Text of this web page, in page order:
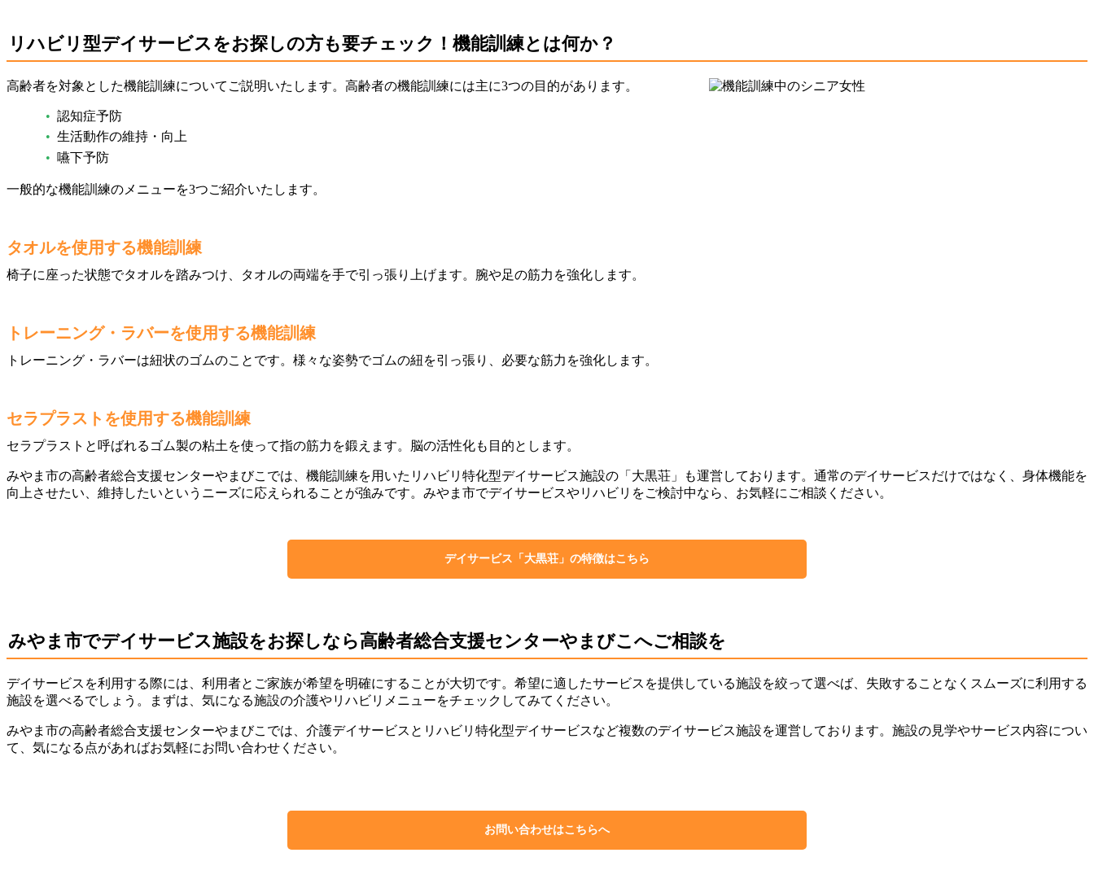
リハビリ型デイサービスをお探しの方も要チェック！機能訓練とは何か？
高齢者を対象とした機能訓練についてご説明いたします。高齢者の機能訓練には主に3つの目的があります。
認知症予防
生活動作の維持・向上
嚥下予防
一般的な機能訓練のメニューを3つご紹介いたします。
タオルを使用する機能訓練
椅子に座った状態でタオルを踏みつけ、タオルの両端を手で引っ張り上げます。腕や足の筋力を強化します。
トレーニング・ラバーを使用する機能訓練
トレーニング・ラバーは紐状のゴムのことです。様々な姿勢でゴムの紐を引っ張り、必要な筋力を強化します。
セラプラストを使用する機能訓練
セラプラストと呼ばれるゴム製の粘土を使って指の筋力を鍛えます。脳の活性化も目的とします。
みやま市の高齢者総合支援センターやまびこでは、機能訓練を用いたリハビリ特化型デイサービス施設の「大黒荘」も運営しております。通常のデイサービスだけではなく、身体機能を
向上させたい、維持したいというニーズに応えられることが強みです。みやま市でデイサービスやリハビリをご検討中なら、お気軽にご相談ください。
デイサービス「大黒荘」の特徴はこちら
みやま市でデイサービス施設をお探しなら高齢者総合支援センターやまびこへご相談を
デイサービスを利用する際には、利用者とご家族が希望を明確にすることが大切です。希望に適したサービスを提供している施設を絞って選べば、失敗することなくスムーズに利用する
施設を選べるでしょう。まずは、気になる施設の介護やリハビリメニューをチェックしてみてください。
みやま市の高齢者総合支援センターやまびこでは、介護デイサービスとリハビリ特化型デイサービスなど複数のデイサービス施設を運営しております。施設の見学やサービス内容につい
て、気になる点があればお気軽にお問い合わせください。
お問い合わせはこちらへ